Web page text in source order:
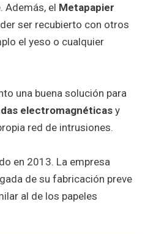
Además, el Metapapier
ser recubierto con otros
el yeso o cualquier
una buena solución para
electromagnéticas y
red de intrusiones.
en 2013. La empresa
de su fabricación preve
al de los papeles